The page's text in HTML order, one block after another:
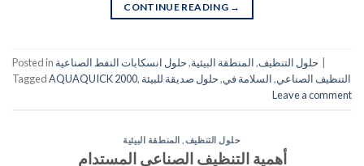
CONTINUE READING →
Posted in حلول التنظيف,المنطقة البيئية,حلول انسكابات النفط الصناعية
TaggedAQUAQUICK 2000, التنظيف الصناعي,السلامة في,حلول صديقة للبيئة
Leave a comment
حلول التنظيف المنطقة البيئية
أهمية التنظيف الصناعي المستدام